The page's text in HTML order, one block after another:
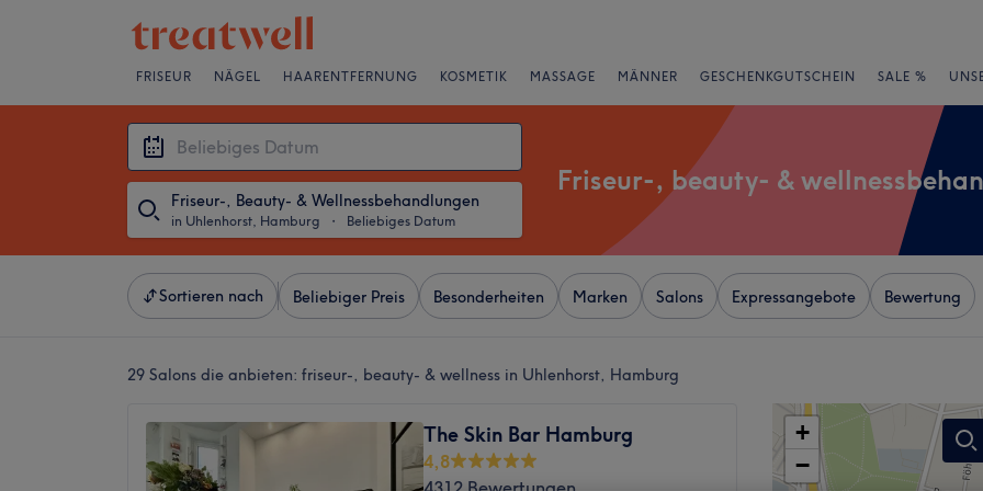
FRISEUR NÄGEL HAARENTFERNUNG KOSMETIK MASSAGE MÄNNER GESCHENKGUTSCHEIN SALE %
Friseur-, Beauty- & Wellnessbehandlungen
in Uhlenhorst, Hamburg ・ Beliebiges Datum
Friseur-, beauty- &
Sortieren nach Beliebiger Preis Besonderheiten Marken Salons Expressangebote Bewertung
29 Salons die anbieten: friseur-, beauty- & wellness in Uhlenhorst, Hamburg
The Skin Bar Hamburg
4,8
+
−